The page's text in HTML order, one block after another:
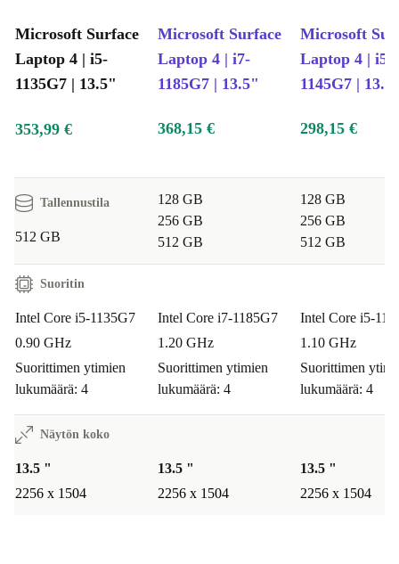
Microsoft Surface
Laptop 4 | i5-
1135G7 | 13.5"
Microsoft Surface
Laptop 4 | i7-
1185G7 | 13.5"
Microsoft
Laptop 4 | i5-
1145G7 |
353,99 € 368,15 € 298,15 €
Tallennustila
512 GB
128 GB
256 GB
512 GB
128 GB
256 GB
512 GB
Suoritin
Intel Core i5-1135G7
0.90 GHz
Suorittimen ytimien
lukumäärä: 4
Intel Core i7-1185G7
1.20 GHz
Suorittimen ytimien
lukumäärä: 4
Intel Core i5-
1.10 GHz
Suorittimen
lukumäärä: 4
Näytön koko
13.5 "
2256 x 1504
13.5 "
2256 x 1504
13.5 "
2256 x 1504